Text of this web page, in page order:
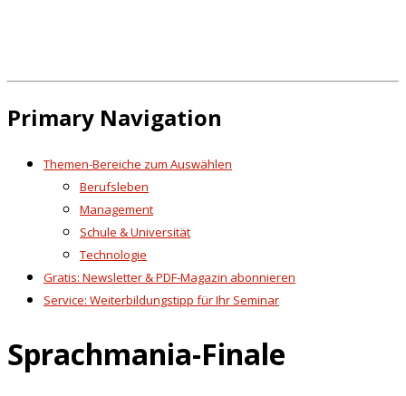
Primary Navigation
Themen-Bereiche zum Auswählen
Berufsleben
Management
Schule & Universität
Technologie
Gratis: Newsletter & PDF-Magazin abonnieren
Service: Weiterbildungstipp für Ihr Seminar
Sprachmania-Finale